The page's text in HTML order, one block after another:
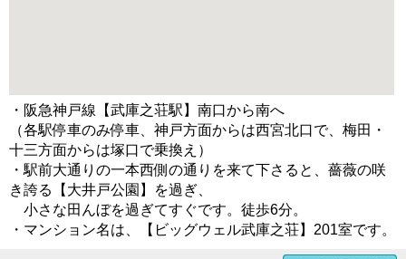
・阪急神戸線【武庫之荘駅】南口から南へ
（各駅停車のみ停車、神戸方面からは西宮北口で、梅田・
十三方面からは塚口で乗換え）
・駅前大通りの一本西側の通りを来て下さると、薔薇の咲
き誇る【大井戸公園】を過ぎ、
小さな田んぼを過ぎてすぐです。徒歩6分。
・マンション名は、【ビッグウェル武庫之荘】201室です。